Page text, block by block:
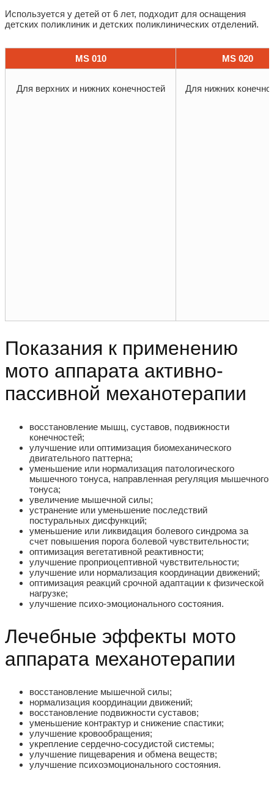
Используется у детей от 6 лет, подходит для оснащения
детских поликлиник и детских поликлинических отделений.
MS 010 MS 020
Для верхних и нижних конечностей Для нижних
Показания к применению
мото аппарата активно-
пассивной механотерапии
восстановление мышц, суставов, подвижности
конечностей;
улучшение или оптимизация биомеханического
двигательного паттерна;
уменьшение или нормализация патологического
мышечного тонуса, направленная регуляция мышечного
тонуса;
увеличение мышечной силы;
устранение или уменьшение последствий
постуральных дисфункций;
уменьшение или ликвидация болевого синдрома за
счет повышения порога болевой чувствительности;
оптимизация вегетативной реактивности;
улучшение проприоцептивной чувствительности;
улучшение или нормализация координации движений;
оптимизация реакций срочной адаптации к физической
нагрузке;
улучшение психо-эмоционального состояния.
Лечебные эффекты мото
аппарата механотерапии
восстановление мышечной силы;
нормализация координации движений;
восстановление подвижности суставов;
уменьшение контрактур и снижение спастики;
улучшение кровообращения;
укрепление сердечно-сосудистой системы;
улучшение пищеварения и обмена веществ;
улучшение психоэмоционального состояния.